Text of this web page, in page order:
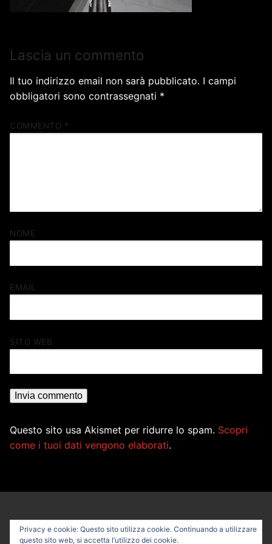
Lascia un commento
Il tuo indirizzo email non sarà pubblicato. I campi
obbligatori sono contrassegnati *
COMMENTO *
NOME
EMAIL
SITO WEB
Questo sito usa Akismet per ridurre lo spam. Scopri
come i tuoi dati vengono elaborati.
Privacy e cookie: Questo sito utilizza cookie. Continuando a utilizzare
questo sito web, si accetta l’utilizzo dei cookie.